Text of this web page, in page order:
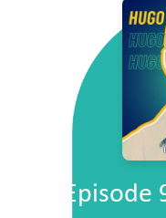
Episode